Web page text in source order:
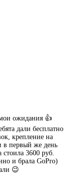
ожидания 👍
дали бесплатно
крепление на
в первый же день
стоила 3600 руб.
и брала GoPro)
😉